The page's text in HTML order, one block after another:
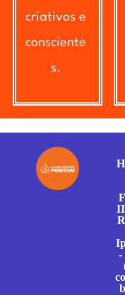
criativos e
consciente
s.
II
-